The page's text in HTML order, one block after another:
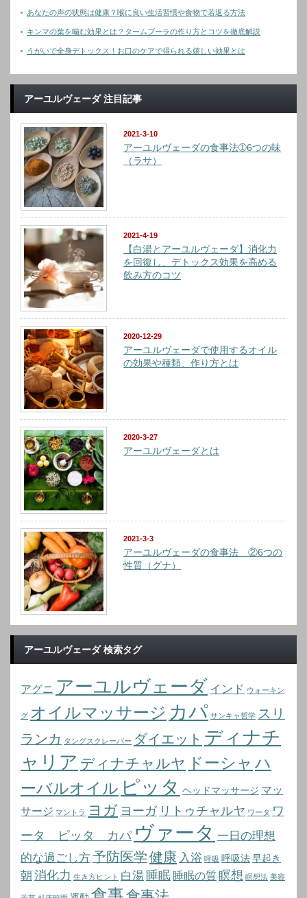
あなたの声の状態は健康？喉に良い生活習慣や食物で若返る方法
キンマの葉を噛む効果とは？タームブーラの作り方とコツを徹底解説
うがいで全身デトックス！お口のケアで得られる嬉しい効果とは
アーユルヴェーダ 注目記事
2021-3-10
アーユルヴェーダの食事法➀6つの味
（ラサ）
2021-4-19
【白湯とアーユルヴェーダ】消化力
を回復し、デトックス効果を高める
飲み方のコツ
2020-12-29
アーユルヴェーダで使用するオイル
の効果や種類、作り方とは
2020-3-27
アーユルヴェーダとは
2021-3-3
アーユルヴェーダの食事法 ②6つの
性質（グナ）
アーユルヴェーダ 検索タグ
アグニ アーユルヴェーダ インド ウォーキン
グ オイルマッサージ カパ サンキャ哲学 スリ
ランカ タングスクレーパー ダイエット ディナチ
ャリア ディナチャルヤ ドーシャ ハ
ーバルオイル ピッタ ヘッドマッサージ マッ
サージ マントラ ヨガ ヨーガ リトゥチャルヤ ワータ ワ
ータ ピッタ カパ ヴァータ 一日の理想
的な過ごし方予防医学健康 入浴 呼吸 呼吸法 早起き
朝 消化力 生き方ヒント 白湯 睡眠 睡眠の質瞑想 瞑想法 美容